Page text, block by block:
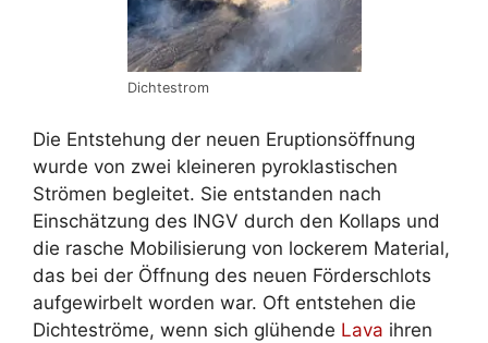
Dichtestrom
Die Entstehung der neuen Eruptionsöffnung
wurde von zwei kleineren pyroklastischen
Strömen begleitet. Sie entstanden nach
Einschätzung des INGV durch den Kollaps und
die rasche Mobilisierung von lockerem Material,
das bei der Öffnung des neuen Förderschlots
aufgewirbelt worden war. Oft entstehen die
Dichteströme, wenn sich glühende Lava ihren